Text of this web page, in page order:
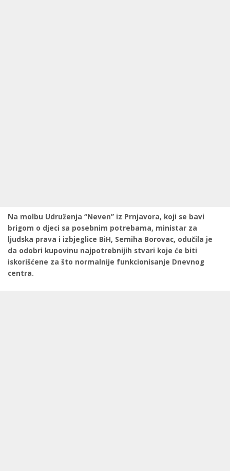
Na molbu Udruženja “Neven” iz Prnjavora, koji se bavi
brigom o djeci sa posebnim potrebama, ministar za
ljudska prava i izbjeglice BiH, Semiha Borovac, odučila je
da odobri kupovinu najpotrebnijih stvari koje će biti
iskorišćene za što normalnije funkcionisanje Dnevnog
centra.